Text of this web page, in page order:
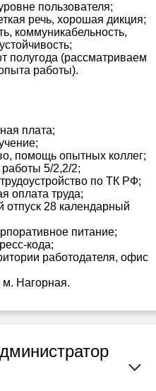
пользователя;
речь, хорошая дикция;
коммуникабельность,
полугода (рассматриваем
работы).
плата;
помощь опытных коллег;
5/2,2/2;
по ТК РФ;
оплата труда;
28 календарный
питание;
кода;
работодателя, офис
Нагорная.